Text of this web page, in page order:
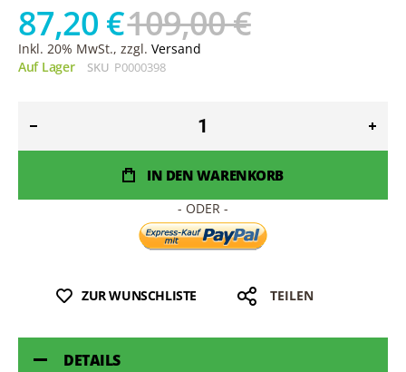
87,20 €109,00 €
Inkl. 20% MwSt., zzgl. Versand
Auf Lager
SKU P0000398
IN DEN WARENKORB
ZUR WUNSCHLISTE TEILEN
DETAILS